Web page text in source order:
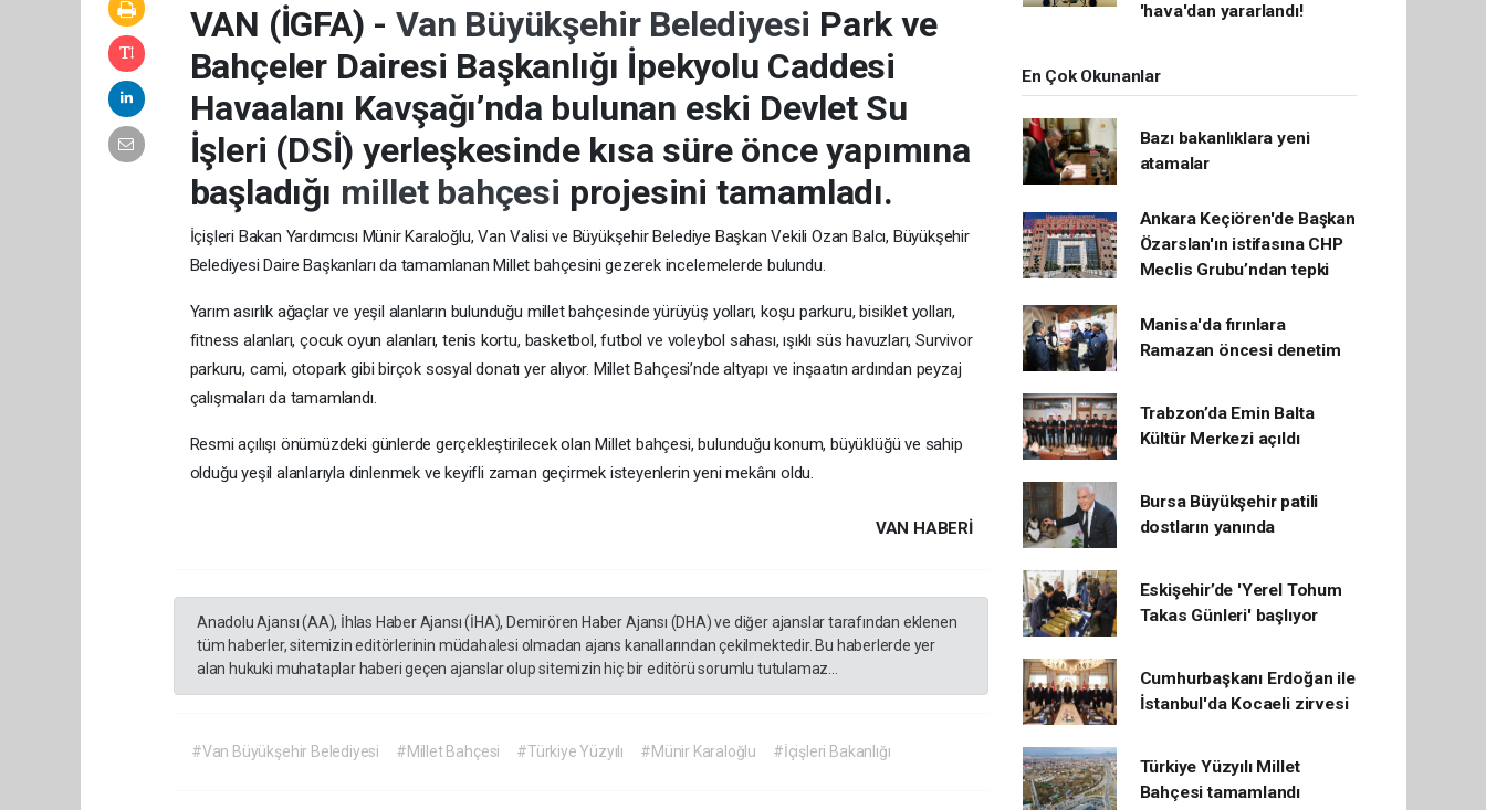
VAN (İGFA) -Van Büyükşehir Belediyesi Park ve
Bahçeler Dairesi Başkanlığı İpekyolu Caddesi
Havaalanı Kavşağı’nda bulunan eski Devlet Su
İşleri (DSİ) yerleşkesinde kısa süre önce yapımına
başladığı millet bahçesi projesini tamamladı.
İçişleri Bakan Yardımcısı Münir Karaloğlu, Van Valisi ve Büyükşehir Belediye Başkan Vekili Ozan Balcı, Büyükşehir
Belediyesi Daire Başkanları da tamamlanan Millet bahçesini gezerek incelemelerde bulundu.
Yarım asırlık ağaçlar ve yeşil alanların bulunduğu millet bahçesinde yürüyüş yolları, koşu parkuru, bisiklet yolları,
fitness alanları, çocuk oyun alanları, tenis kortu, basketbol, futbol ve voleybol sahası, ışıklı süs havuzları, Survivor
parkuru, cami, otopark gibi birçok sosyal donatı yer alıyor. Millet Bahçesi’nde altyapı ve inşaatın ardından peyzaj
çalışmaları da tamamlandı.
Resmi açılışı önümüzdeki günlerde gerçekleştirilecek olan Millet bahçesi, bulunduğu konum, büyüklüğü ve sahip
olduğu yeşil alanlarıyla dinlenmek ve keyifli zaman geçirmek isteyenlerin yeni mekânı oldu.
VAN HABERİ
Anadolu Ajansı (AA), İhlas Haber Ajansı (İHA), Demirören Haber Ajansı (DHA) ve diğer ajanslar tarafından eklenen
tüm haberler, sitemizin editörlerinin müdahalesi olmadan ajans kanallarından çekilmektedir. Bu haberlerde yer
alan hukuki muhataplar haberi geçen ajanslar olup sitemizin hiç bir editörü sorumlu tutulamaz...
#Van Büyükşehir Belediyesi #Millet Bahçesi #Türkiye Yüzyılı #Münir Karaloğlu #İçişleri Bakanlığı
'hava'dan yararlandı!
En Çok Okunanlar
Bazı bakanlıklara yeni
atamalar
Ankara Keçiören'de Başkan
Özarslan'ın istifasına CHP
Meclis Grubu’ndan tepki
Manisa'da fırınlara
Ramazan öncesi denetim
Trabzon’da Emin Balta
Kültür Merkezi açıldı
Bursa Büyükşehir patili
dostların yanında
Eskişehir’de 'Yerel Tohum
Takas Günleri' başlıyor
Cumhurbaşkanı Erdoğan ile
İstanbul'da Kocaeli zirvesi
Türkiye Yüzyılı Millet
Bahçesi tamamlandı